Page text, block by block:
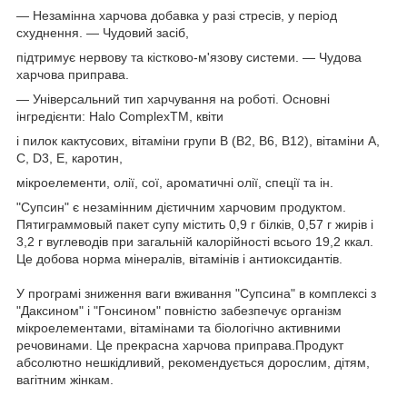
— Незамінна харчова добавка у разі стресів, у період
схуднення. — Чудовий засіб,
підтримує нервову та кістково-м'язову системи. — Чудова
харчова приправа.
— Універсальний тип харчування на роботі. Основні
інгредієнти: Halo ComplexTM, квіти
і пилок кактусових, вітаміни групи В (В2, В6, В12), вітаміни А,
С, D3, Е, каротин,
мікроелементи, олії, сої, ароматичні олії, спеції та ін.
"Супсин" є незамінним дієтичним харчовим продуктом.
Пятиграммовый пакет супу містить 0,9 г білків, 0,57 г жирів і
3,2 г вуглеводів при загальній калорійності всього 19,2 ккал.
Це добова норма мінералів, вітамінів і антиоксидантів.
У програмі зниження ваги вживання "Супсина" в комплексі з
"Даксином" і "Гонсином" повністю забезпечує організм
мікроелементами, вітамінами та біологічно активними
речовинами. Це прекрасна харчова приправа.Продукт
абсолютно нешкідливий, рекомендується дорослим, дітям,
вагітним жінкам.